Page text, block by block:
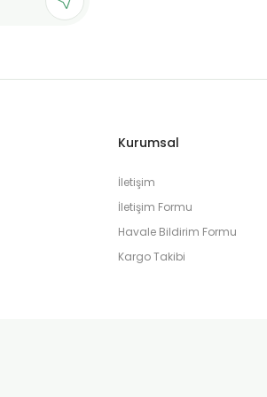
Kurumsal
İletişim
İletişim Formu
Havale Bildirim Formu
Kargo Takibi